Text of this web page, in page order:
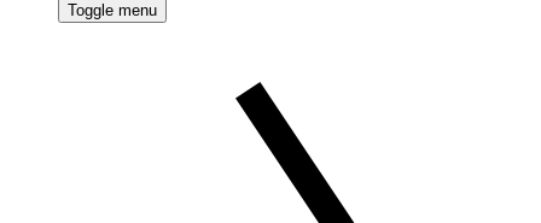
Toggle menu